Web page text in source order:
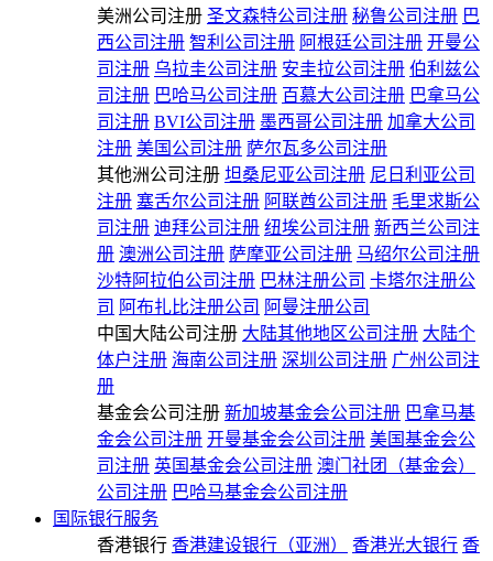
美洲公司注册 圣文森特公司注册 秘鲁公司注册 巴
西公司注册 智利公司注册 阿根廷公司注册 开曼公
司注册 乌拉圭公司注册 安圭拉公司注册 伯利兹公
司注册 巴哈马公司注册 百慕大公司注册 巴拿马公
司注册 BVI公司注册 墨西哥公司注册 加拿大公司
注册 美国公司注册 萨尔瓦多公司注册
其他洲公司注册 坦桑尼亚公司注册 尼日利亚公司
注册 塞舌尔公司注册 阿联酋公司注册 毛里求斯公
司注册 迪拜公司注册 纽埃公司注册 新西兰公司注
册 澳洲公司注册 萨摩亚公司注册 马绍尔公司注册
沙特阿拉伯公司注册 巴林注册公司 卡塔尔注册公
司 阿布扎比注册公司 阿曼注册公司
中国大陆公司注册 大陆其他地区公司注册 大陆个
体户注册 海南公司注册 深圳公司注册 广州公司注
册
基金会公司注册 新加坡基金会公司注册 巴拿马基
金会公司注册 开曼基金会公司注册 美国基金会公
司注册 英国基金会公司注册 澳门社团（基金会）
公司注册 巴哈马基金会公司注册
国际银行服务
香港银行 香港建设银行（亚洲） 香港光大银行 香